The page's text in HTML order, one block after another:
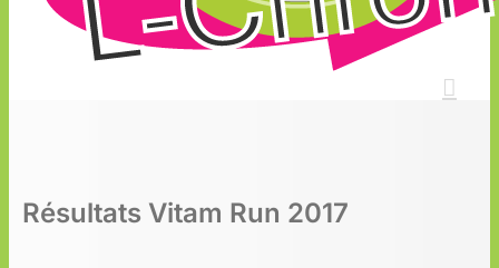
Résultats Vitam Run 2017